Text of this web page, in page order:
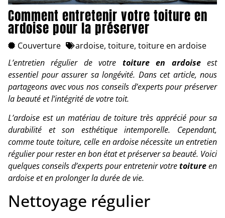
Comment entretenir votre toiture en
ardoise pour la préserver
Couverture ardoise, toiture, toiture en ardoise
L’entretien régulier de votre toiture en ardoiseest
essentiel pour assurer sa longévité. Dans cet article, nous
partageons avec vous nos conseils d’experts pour préserver
la beauté et l’intégrité de votre toit.
L’ardoise est un matériau de toiture très apprécié pour sa
durabilité et son esthétique intemporelle. Cependant,
comme toute toiture, celle en ardoise nécessite un entretien
régulier pour rester en bon état et préserver sa beauté. Voici
quelques conseils d’experts pour entretenir votretoitureen
ardoise et en prolonger la durée de vie.
Nettoyage régulier